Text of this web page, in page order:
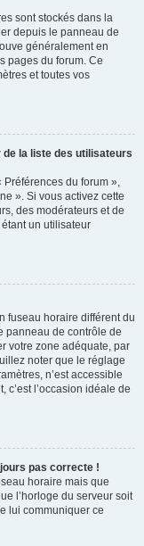
sont stockés dans la
depuis le panneau de
généralement en
pages du forum. Ce
et toutes vos
de la liste des utilisateurs
Préférences du forum »,
». Si vous activez cette
des modérateurs et de
un utilisateur
fuseau horaire différent du
panneau de contrôle de
votre zone adéquate, par
noter que le réglage
n’est accessible
c’est l’occasion idéale de
pas correcte !
horaire mais que
l’horloge du serveur soit
lui communiquer ce